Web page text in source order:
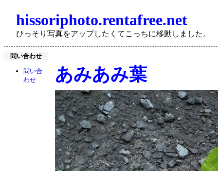
hissoriphoto.rentafree.net
ひっそり写真をアップしたくてこっちに移動しました。
問い合わせ
問い合
わせ
あみあみ葉